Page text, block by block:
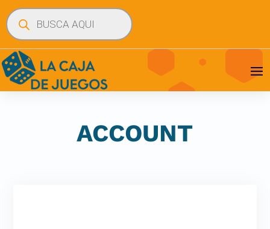
Búsqueda
de
productos
ACCOUNT